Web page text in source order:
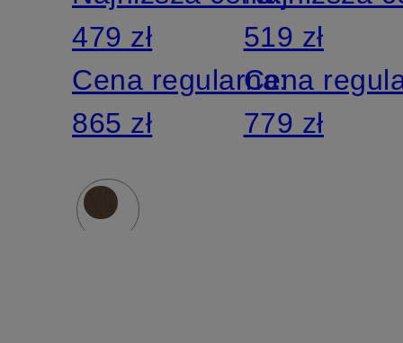
479 zł
Cena regularna:
865 zł
519 zł
Cena
779 zł